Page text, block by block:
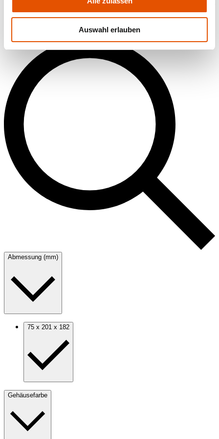
Auswahl erlauben
Elektronischer Treiber integriert; Anschluss über 3-Phasen-Universal
Stromschienen Adapter.
Abmessung (mm)
75 x 201 x 182
Gehäusefarbe